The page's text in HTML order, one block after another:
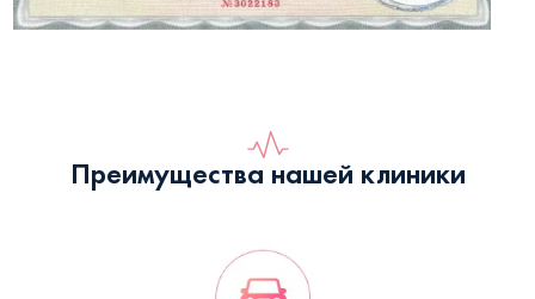
Преимущества нашей клиники